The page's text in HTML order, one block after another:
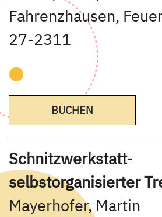
Fahrenzhausen,
27-2311
BUCHEN
Schnitzwerkstatt-
selbstorganisierter
Mayerhofer, Martin